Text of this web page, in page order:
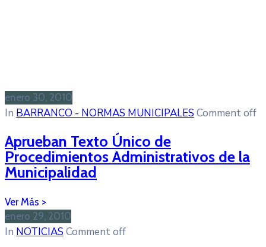
enero 30, 2010
In BARRANCO - NORMAS MUNICIPALES Comment off
Aprueban Texto Único de
Procedimientos Administrativos de la
Municipalidad
enero 29, 2010
In NOTICIAS Comment off